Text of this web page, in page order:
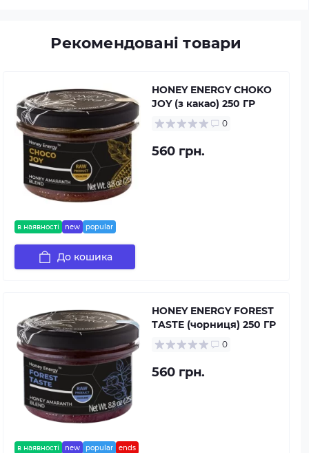
Рекомендовані товари
в наявності new popular
HONEY ENERGY CHOKO
JOY (з какао) 250 ГР
0
560 грн.
До кошика
в наявності new popular ends
HONEY ENERGY FOREST
TASTE (чорниця) 250 ГР
0
560 грн.